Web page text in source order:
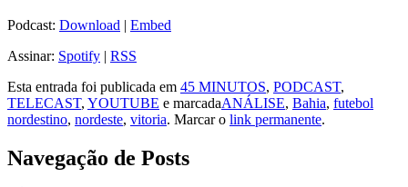
Podcast: Download | Embed
Assinar: Spotify | RSS
Esta entrada foi publicada em 45 MINUTOS, PODCAST,
TELECAST, YOUTUBE e marcadaANÁLISE, Bahia, futebol
nordestino, nordeste, vitoria. Marcar o link permanente.
Navegação de Posts